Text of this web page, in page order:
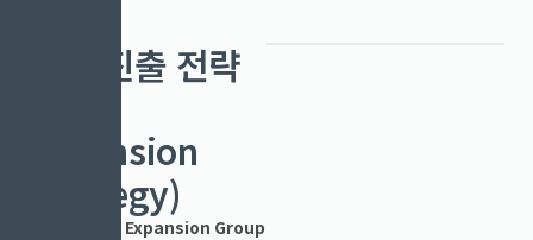
미국 진출 전략
Expansion
Strategy)
K-Food Expansion Group